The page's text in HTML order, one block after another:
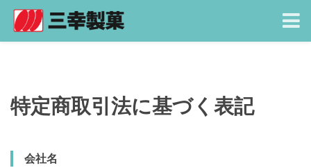
特定商取引法に基づく表記
会社名